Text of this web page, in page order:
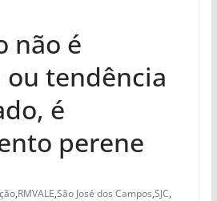
não é
tendência
é
perene
,RMVALE,São José dos Campos,SJC,